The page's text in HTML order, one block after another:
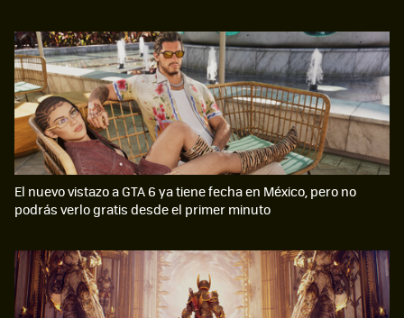
El nuevo vistazo a GTA 6 ya tiene fecha en México, pero no
podrás verlo gratis desde el primer minuto